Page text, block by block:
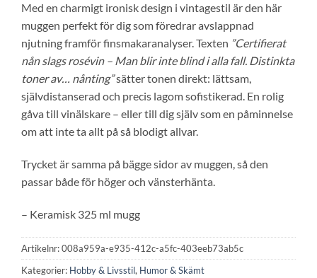
Med en charmigt ironisk design i vintagestil är den här
muggen perfekt för dig som föredrar avslappnad
njutning framför finsmakaranalyser. Texten ”Certifierat
nån slags rosévin – Man blir inte blind i alla fall. Distinkta
toner av… nånting”sätter tonen direkt: lättsam,
självdistanserad och precis lagom sofistikerad. En rolig
gåva till vinälskare – eller till dig själv som en påminnelse
om att inte ta allt på så blodigt allvar.
Trycket är samma på bägge sidor av muggen, så den
passar både för höger och vänsterhänta.
– Keramisk 325 ml mugg
Artikelnr:008a959a-e935-412c-a5fc-403eeb73ab5c
Kategorier: Hobby & Livsstil, Humor & Skämt